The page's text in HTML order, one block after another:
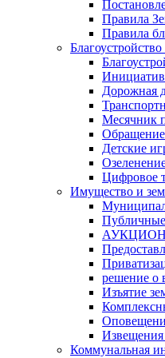
Правила
Правила
Дорожная
Месячник
Детские
Цифровое
Имущество и
решение о
Изъятие
Извещения
Коммунальная